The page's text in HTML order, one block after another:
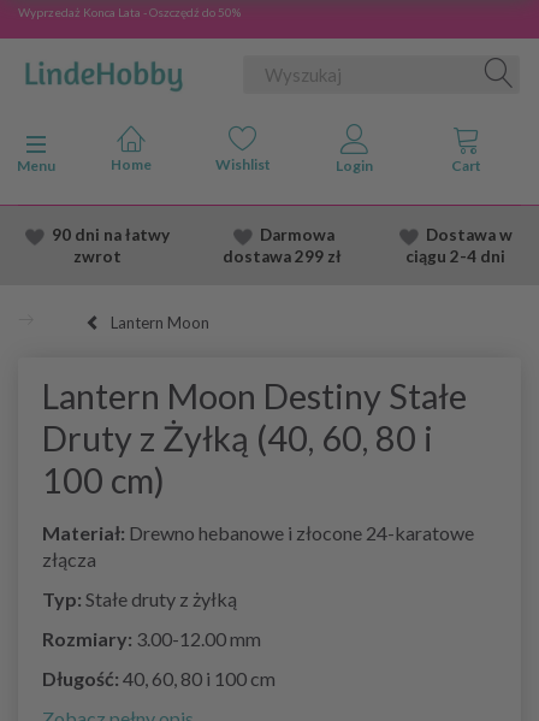
Wyprzedaż Konca Lata - Oszczędź do 50%
Przełącz nawigację
Menu
90 dni na łatwy
zwrot
Darmowa
dostawa299 zł
Dostawaw
ciągu 2-4 dni
Lantern Moon
Lantern Moon Destiny Stałe
Druty z Żyłką (40, 60, 80 i
100 cm)
Materiał: Drewno hebanowe i złocone 24-karatowe
złącza
Typ: Stałe druty z żyłką
Rozmiary: 3.00-12.00 mm
Długość: 40, 60, 80 i 100 cm